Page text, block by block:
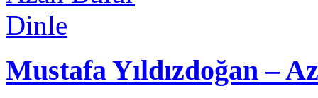
Mustafa Yıldızdoğan –